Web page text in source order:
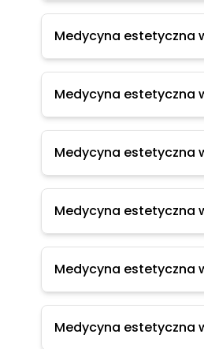
Medycyna estetyczna
Medycyna estetyczna
Medycyna estetyczna
Medycyna estetyczna
Medycyna estetyczna
Medycyna estetyczna